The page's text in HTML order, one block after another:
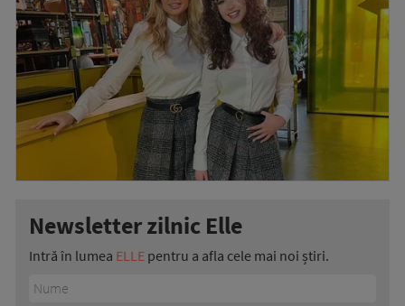
Newsletter zilnic Elle
Intră în lumea ELLE pentru a afla cele mai noi știri.